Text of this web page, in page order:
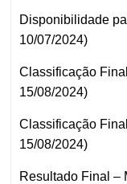
Disponibilidade
10/07/2024)
Classificação
15/08/2024)
Classificação
15/08/2024)
Resultado Final –